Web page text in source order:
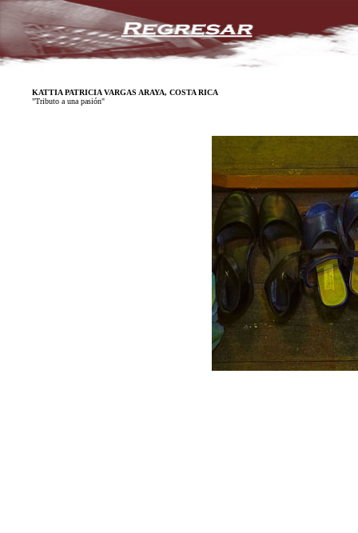
KATTIA PATRICIA VARGAS ARAYA, COSTA RICA
"Tributo a una pasión"